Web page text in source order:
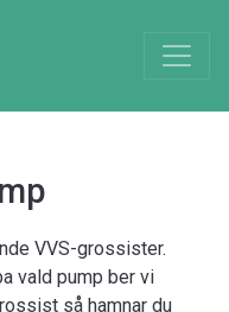
VVS-grossister.
vald pump ber vi
så hamnar du